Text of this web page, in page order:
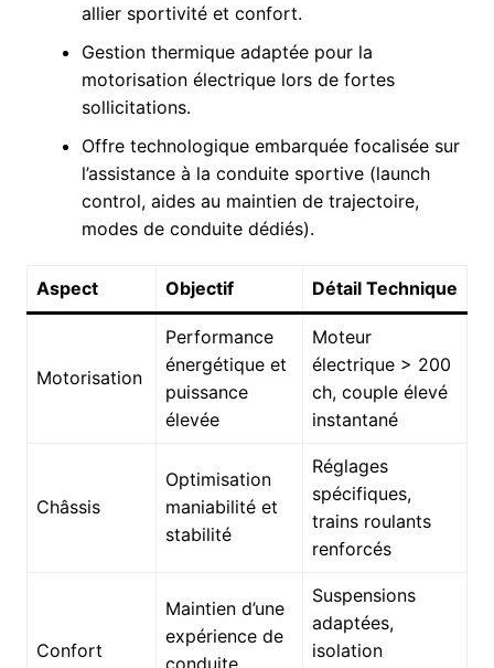
allier sportivité et confort.
Gestion thermique adaptée pour la
motorisation électrique lors de fortes
sollicitations.
Offre technologique embarquée focalisée sur
l’assistance à la conduite sportive (launch
control, aides au maintien de trajectoire,
modes de conduite dédiés).
Aspect Objectif Détail Technique
Motorisation
Performance
énergétique et
puissance
élevée
Moteur
électrique > 200
ch, couple élevé
instantané
Châssis
Optimisation
maniabilité et
stabilité
Réglages
spécifiques,
trains roulants
renforcés
Confort
Maintien d’une
expérience de
conduite
Suspensions
adaptées,
isolation